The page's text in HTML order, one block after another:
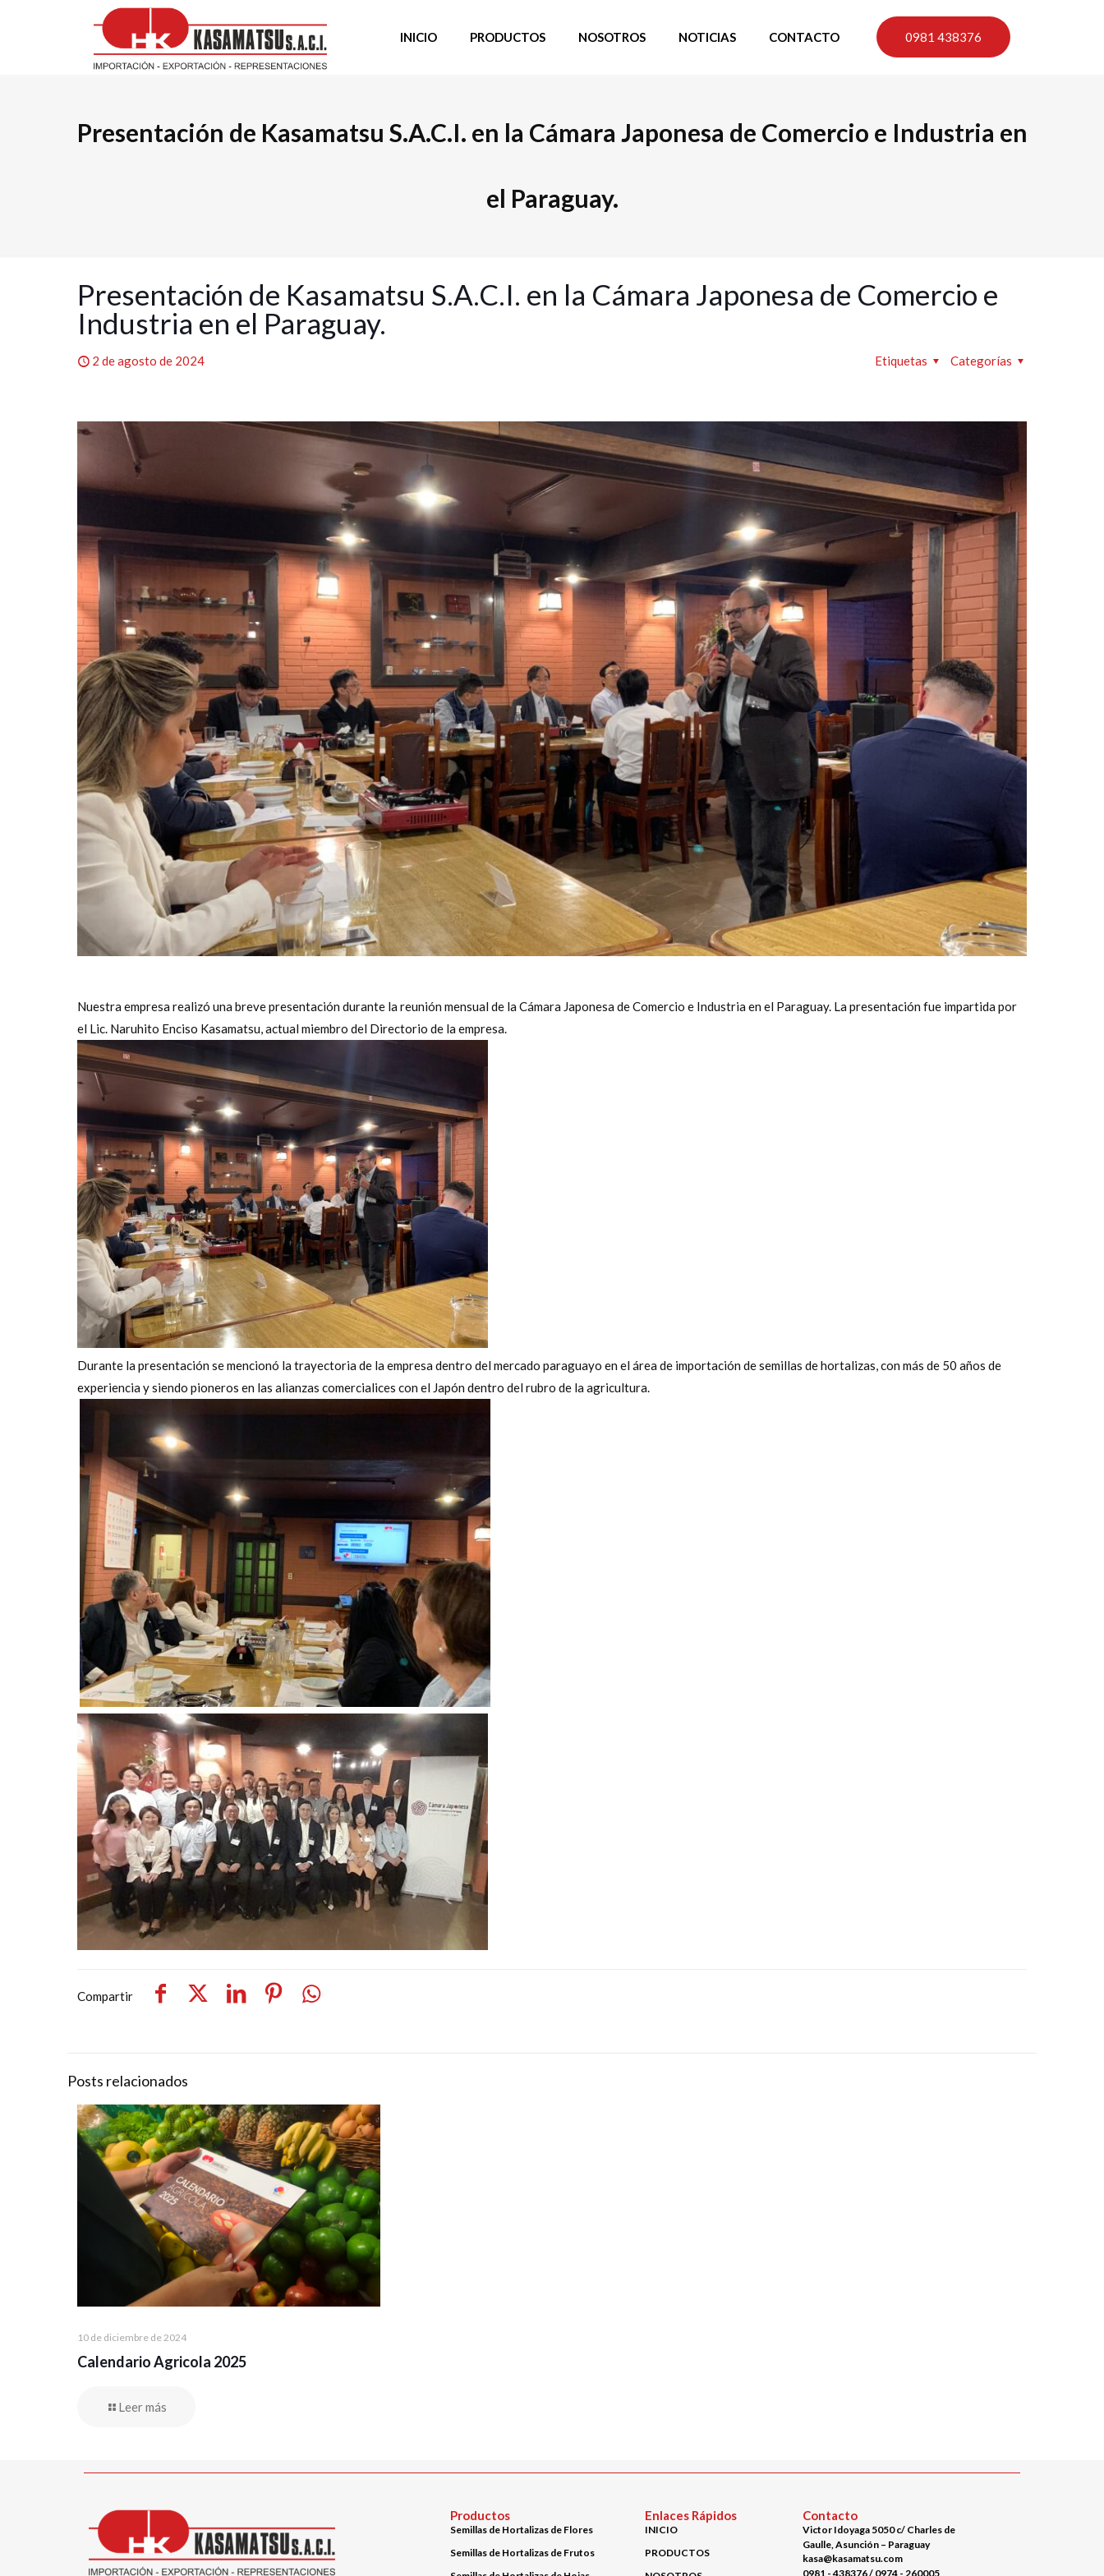
INICIO PRODUCTOS NOSOTROS NOTICIAS CONTACTO 0981 438376
Presentación de Kasamatsu S.A.C.I. en la Cámara Japonesa de Comercio e Industria en
el Paraguay.
Presentación de Kasamatsu S.A.C.I. en la Cámara Japonesa de Comercio e
Industria en el Paraguay.
2 de agosto de 2024 Categorías
Etiquetas
Nuestra empresa realizó una breve presentación durante la reunión mensual de la Cámara Japonesa de Comercio e Industria en el Paraguay. La presentación fue impartida por
el Lic. Naruhito Enciso Kasamatsu, actual miembro del Directorio de la empresa.
Durante la presentación se mencionó la trayectoria de la empresa dentro del mercado paraguayo en el área de importación de semillas de hortalizas, con más de 50 años de
experiencia y siendo pioneros en las alianzas comercialices con el Japón dentro del rubro de la agricultura.
Compartir
Posts relacionados
10 de diciembre de 2024
Calendario Agricola 2025
Leer más
Productos
Semillas de Hortalizas de Flores
Semillas de Hortalizas de Frutos
Enlaces Rápidos
INICIO
PRODUCTOS
Contacto
Victor Idoyaga 5050 c/ Charles de
Gaulle, Asunción – Paraguay
kasa@kasamatsu.com
0981 - 438376 / 0974 - 260005